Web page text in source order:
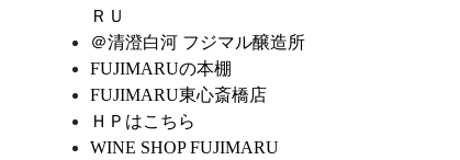
ＲＵ
＠清澄白河 フジマル醸造所
FUJIMARUの本棚
FUJIMARU東心斎橋店
ＨＰはこちら
WINE SHOP FUJIMARU